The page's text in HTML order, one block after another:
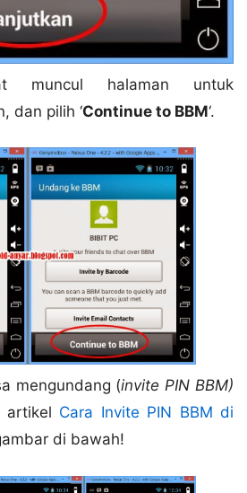
muncul halaman untuk
dan pilih ‘Continue to BBM‘.
mengundang (invite PIN BBM)
artikel Cara Invite PIN BBM di
di bawah!